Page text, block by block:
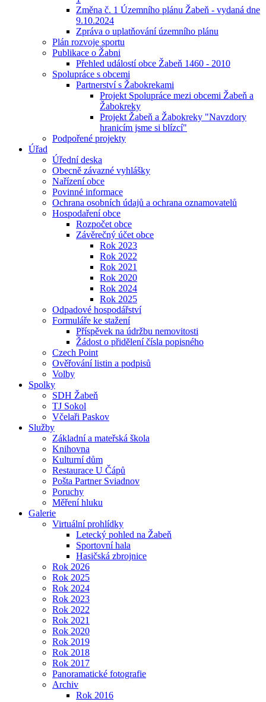
Změna č. 1 Územního plánu Žabeň - vydaná dne
9.10.2024
Zpráva o uplatňování územního plánu
Plán rozvoje sportu
Publikace o Žabni
Přehled událostí obce Žabeň 1460 - 2010
Spolupráce s obcemi
Partnerství s Žabokrekami
Projekt Spolupráce mezi obcemi Žabeň a
Žabokreky
Projekt Žabeň a Žabokreky "Navzdory
hranicím jsme si blízcí"
Podpořené projekty
Úřad
Úřední deska
Obecně závazné vyhlášky
Nařízení obce
Povinné informace
Ochrana osobních údajů a ochrana oznamovatelů
Hospodaření obce
Rozpočet obce
Závěrečný účet obce
Rok 2023
Rok 2022
Rok 2021
Rok 2020
Rok 2024
Rok 2025
Odpadové hospodářství
Formuláře ke stažení
Příspěvek na údržbu nemovitosti
Žádost o přidělení čísla popisného
Czech Point
Ověřování listin a podpisů
Volby
Spolky
SDH Žabeň
TJ Sokol
Včelaři Paskov
Služby
Základní a mateřská škola
Knihovna
Kulturní dům
Restaurace U Čápů
Pošta Partner Sviadnov
Poruchy
Měření hluku
Galerie
Virtuální prohlídky
Letecký pohled na Žabeň
Sportovní hala
Hasičská zbrojnice
Rok 2026
Rok 2025
Rok 2024
Rok 2023
Rok 2022
Rok 2021
Rok 2020
Rok 2019
Rok 2018
Rok 2017
Panoramatické fotografie
Archiv
Rok 2016